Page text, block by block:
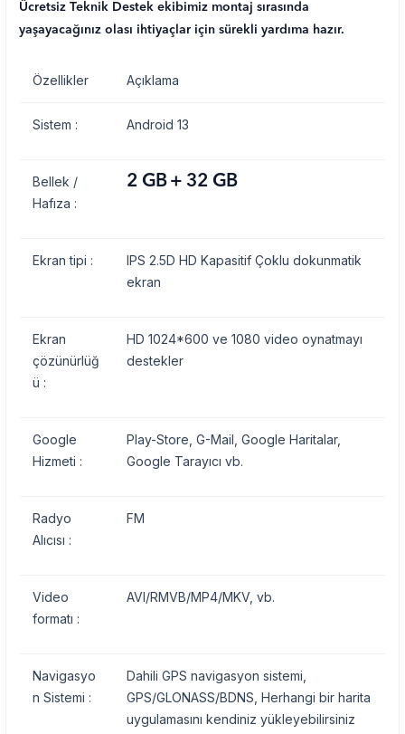
Ücretsiz Teknik Destek ekibimiz montaj sırasında
yaşayacağınız olası ihtiyaçlar için sürekli yardıma hazır.
Özellikler Açıklama
Sistem : Android 13
Bellek /
Hafıza :
2 GB + 32 GB
Ekran tipi :
IPS 2.5D HD Kapasitif Çoklu dokunmatik
ekran
Ekran
çözünürlüğ
ü :
HD 1024*600 ve 1080 video oynatmayı
destekler
Google
Hizmeti :
Play-Store, G-Mail, Google Haritalar,
Google Tarayıcı vb.
Radyo
Alıcısı :
FM
Video
formatı :
AVI/RMVB/MP4/MKV, vb.
Navigasyo
n Sistemi :
Dahili GPS navigasyon sistemi,
GPS/GLONASS/BDNS, Herhangi bir harita
uygulamasını kendiniz yükleyebilirsiniz